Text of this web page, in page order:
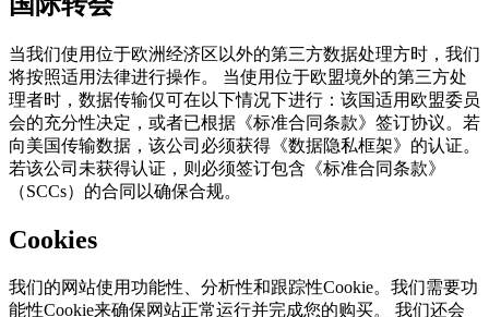
当我们使用位于欧洲经济区以外的第三方数据处理方时，我们
将按照适用法律进行操作。 当使用位于欧盟境外的第三方处
理者时，数据传输仅可在以下情况下进行：该国适用欧盟委员
会的充分性决定，或者已根据《标准合同条款》签订协议。若
向美国传输数据，该公司必须获得《数据隐私框架》的认证。
若该公司未获得认证，则必须签订包含《标准合同条款》
（SCCs）的合同以确保合规。
Cookies
我们的网站使用功能性、分析性和跟踪性Cookie。我们需要功
能性Cookie来确保网站正常运行并完成您的购买。 我们还会